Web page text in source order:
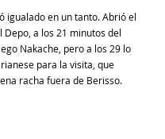
igualado en un tanto. Abrió el
a los 21 minutos del
Nakache, pero a los 29 lo
para la visita, que
racha fuera de Berisso.